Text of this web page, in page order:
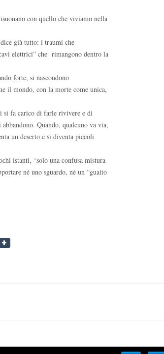
con quello che viviamo nella
dice già tutto: i traumi che
elettrici” che rimangono dentro la
forte, si nascondono
il mondo, con la morte come unica,
si fa carico di farle rivivere e di
Quando, qualcuno va via,
un deserto e si diventa piccoli
istanti, “solo una confusa mistura
né uno sguardo, né un “guaito